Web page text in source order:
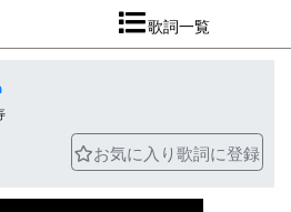
歌詞一覧
お気に入り歌詞に登録